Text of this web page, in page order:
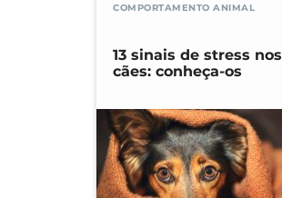
COMPORTAMENTO ANIMAL
13 sinais de stress nos
cães: conheça-os